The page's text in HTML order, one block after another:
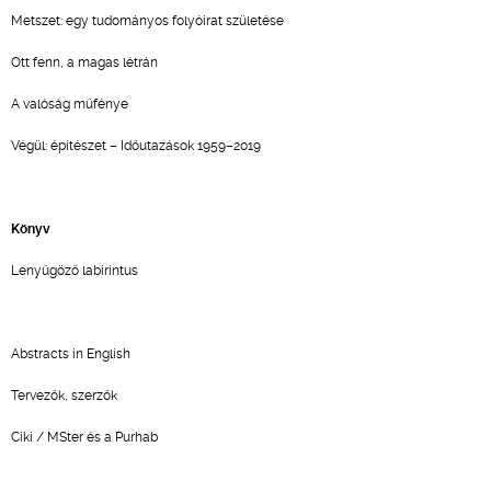
Metszet: egy tudományos folyóirat születése
Ott fenn, a magas létrán
A valóság műfénye
Végül: építészet – Időutazások 1959–2019
Könyv
Lenyűgöző labirintus
Abstracts in English
Tervezők, szerzők
Ciki / MSter és a Purhab